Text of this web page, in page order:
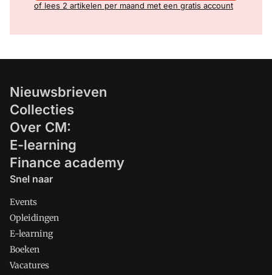
of lees 2 artikelen per maand met een gratis account
Nieuwsbrieven
Collecties
Over CM:
E-learning
Finance academy
Snel naar
Events
Opleidingen
E-learning
Boeken
Vacatures